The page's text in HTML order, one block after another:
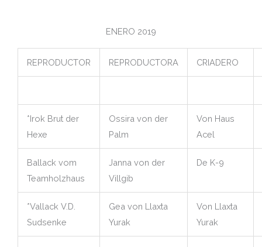
ENERO 2019
REPRODUCTOR REPRODUCTORA CRIADERO
*Irok Brut der
Hexe
Ossira von der
Palm
Von Haus
Acel
Ballack vom
Teamholzhaus
Janna von der
Villgib
De K-9
*Vallack V.D.
Sudsenke
Gea von Llaxta
Yurak
Von Llaxta
Yurak